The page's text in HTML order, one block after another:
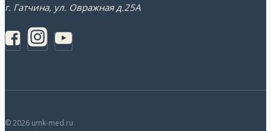
г. Гатчина, ул. Овражная д.25А
© 2026 umk-med.ru